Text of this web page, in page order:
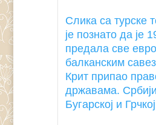
Слика са турске
је познато да је
предала све
балканским
Крит припао
државама.
Бугарској и